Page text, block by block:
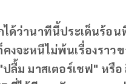
ได้ว่านาทีนี้ประเด็นร้อ
งจะหนีไม่พ้นเรื่องราว
ลื้ม มาสเตอร์เชฟ" ห